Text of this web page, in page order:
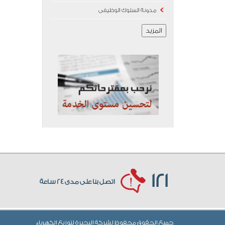
مدونة السلوك الوظيفى
المزيد
121 اتصل بنا على مدى 24 ساعة
جميع الحقوق محفوظ لشركة البحيرة لتوزيع الكهرباء